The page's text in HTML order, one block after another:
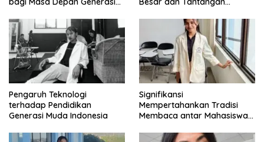
Pengaruh Teknologi
terhadap Pendidikan
Generasi Muda Indonesia
Signifikansi
Mempertahankan Tradisi
Membaca antar Mahasiswa